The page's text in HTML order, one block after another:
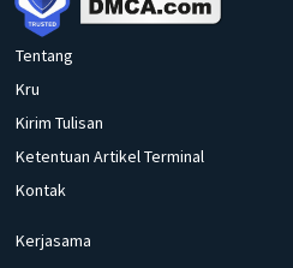
Tentang
Kru
Kirim Tulisan
Ketentuan Artikel Terminal
Kontak
Kerjasama